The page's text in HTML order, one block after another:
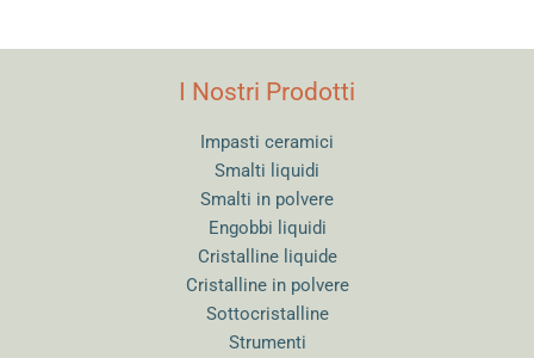
I Nostri Prodotti
Impasti ceramici
Smalti liquidi
Smalti in polvere
Engobbi liquidi
Cristalline liquide
Cristalline in polvere
Sottocristalline
Strumenti